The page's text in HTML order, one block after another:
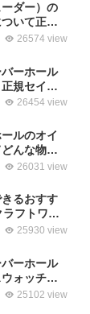
ダー）の
いて正規
理専門店
26574 view
ーホール
規セイコ
門店の比
26454 view
ルのオイ
んな物を
26031 view
るおすす
フトワー
年8月】
25930 view
ーホール
ォッチグ
理専門店
25102 view